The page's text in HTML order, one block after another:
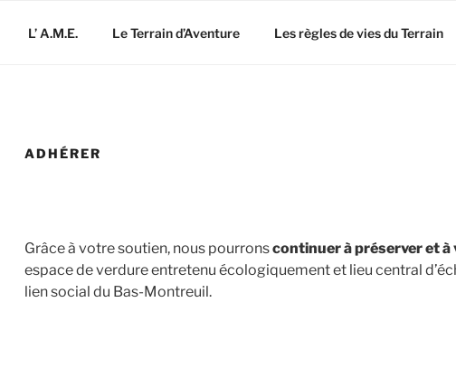
L’ A.M.E. Le Terrain d’Aventure Les règles de vies du Terrain
ADHÉRER
Grâce à votre soutien, nous pourronscontinuer à préserver et à
espace de verdure entretenu écologiquement et lieu central
lien social du Bas-Montreuil.